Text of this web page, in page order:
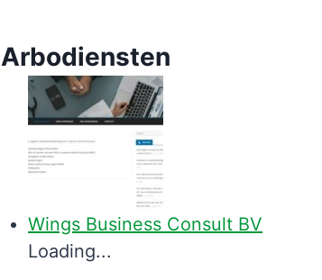
Arbodiensten
Wings Business Consult BV
Loading...